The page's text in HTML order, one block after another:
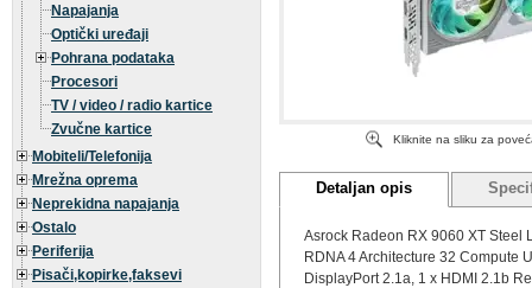
Napajanja
Optički uređaji
Pohrana podataka
Procesori
TV / video / radio kartice
Zvučne kartice
Mobiteli/Telefonija
Mrežna oprema
Neprekidna napajanja
Ostalo
Periferija
Pisači,kopirke,faksevi
Kliknite na sliku za
Detaljan opis
Asrock Radeon RX 9060 XT Steel
RDNA 4 Architecture 32 Compute
DisplayPort 2.1a, 1 x HDMI 2.1b